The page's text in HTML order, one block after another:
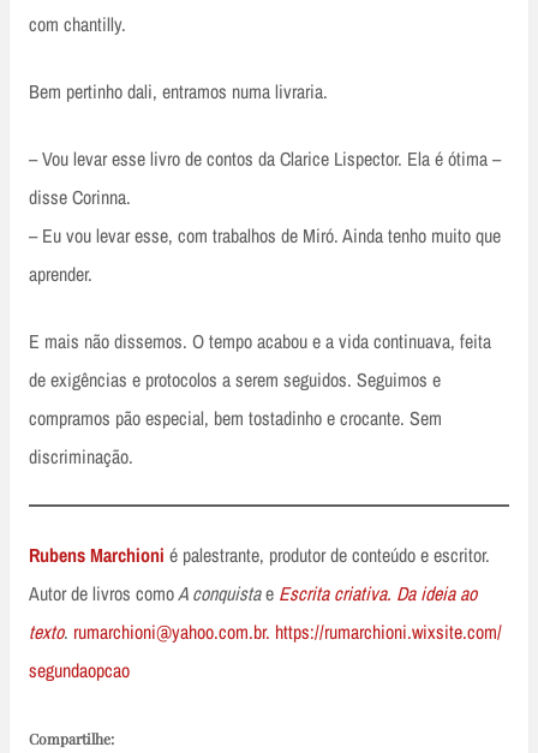
com chantilly.
Bem pertinho dali, entramos numa livraria.
– Vou levar esse livro de contos da Clarice Lispector. Ela é ótima –
disse Corinna.
– Eu vou levar esse, com trabalhos de Miró. Ainda tenho muito que
aprender.
E mais não dissemos. O tempo acabou e a vida continuava, feita
de exigências e protocolos a serem seguidos. Seguimos e
compramos pão especial, bem tostadinho e crocante. Sem
discriminação.
Rubens Marchioni é palestrante, produtor de conteúdo e escritor.
Autor de livros comoA conquistae Escrita criativa. Da ideia ao
texto. rumarchioni@yahoo.com.br. https://rumarchioni.wixsite.com/
segundaopcao
Compartilhe: